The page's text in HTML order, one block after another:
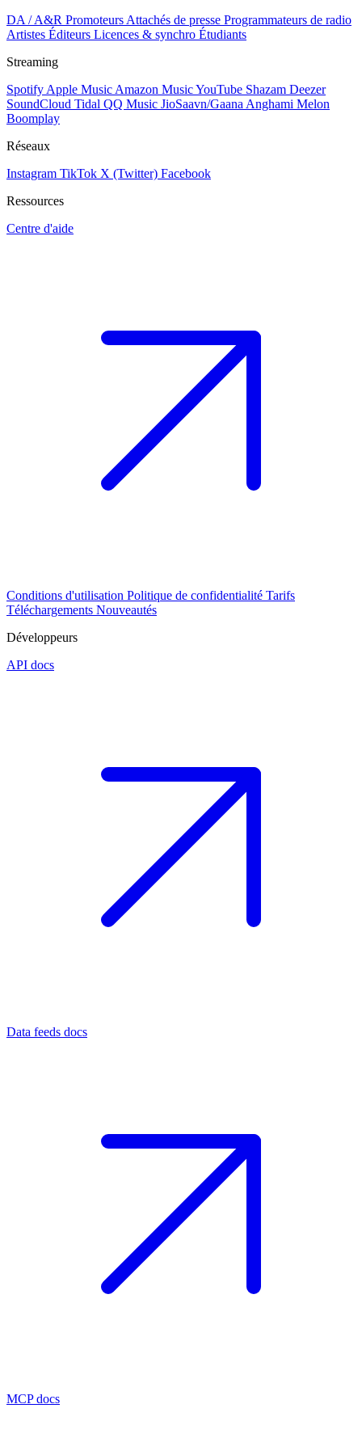
DA / A&R Promoteurs Attachés de presse Programmateurs de radio
Artistes Éditeurs Licences & synchro Étudiants
Streaming
Spotify Apple Music Amazon MusicYouTube Shazam Deezer
SoundCloud Tidal QQ Music JioSaavn/Gaana Anghami Melon
Boomplay
Réseaux
Instagram TikTok X (Twitter) Facebook
Ressources
Centre d'aide
Conditions d'utilisation Politique de confidentialité Tarifs
Téléchargements Nouveautés
Développeurs
API docs
Data feeds docs
MCP docs